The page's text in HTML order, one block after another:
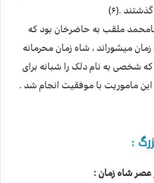
.(۶)
ملقب به حاضرخان بود که
میشوراند ، شاه زمان محرمانه
که شخصی به نام دلک را شبانه برای
ماموریت با موفقیت انجام شد .
:
شاه زمان :